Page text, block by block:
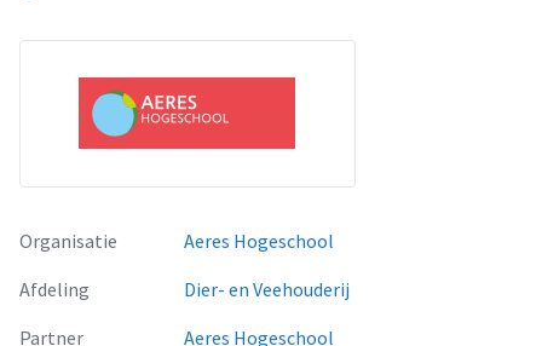
Organisatie
Aeres Hogeschool
Afdeling
Dier- en Veehouderij
Partner
Aeres Hogeschool